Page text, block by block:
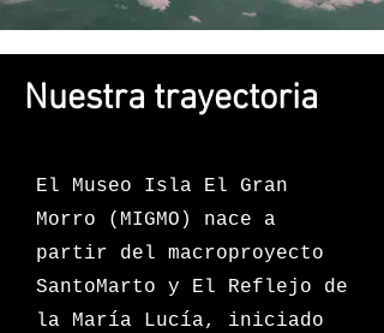
Nuestra trayectoria
El Museo Isla El Gran
Morro (MIGMO) nace a
partir del macroproyecto
SantoMarto y El Reflejo de
la María Lucía, iniciado